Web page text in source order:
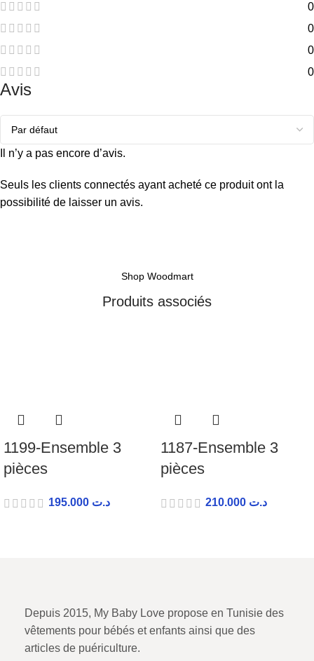
0
0
0
0
Avis
Il n’y a pas encore d’avis.
Seuls les clients connectés ayant acheté ce produit ont la
possibilité de laisser un avis.
Shop Woodmart
Produits associés
1199-Ensemble 3
pièces
د.ت
1187-Ensemble 3
pièces
د.ت
Depuis 2015, My Baby Love propose en Tunisie des
vêtements pour bébés et enfants ainsi que des
articles de puériculture.